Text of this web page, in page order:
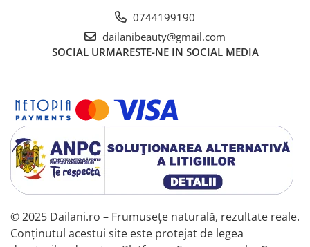
0744199190
dailanibeauty@gmail.com
SOCIAL URMARESTE-NE IN SOCIAL MEDIA
© 2025 Dailani.ro – Frumusețe naturală, rezultate reale.
Conținutul acestui site este protejat de legea